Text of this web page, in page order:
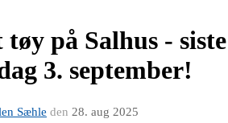
på Salhus - siste
3. september!
Sæhle den 28. aug 2025